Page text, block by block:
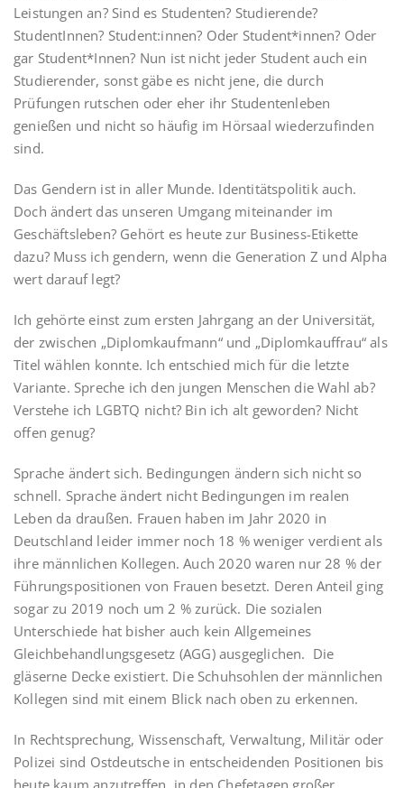
Leistungen an? Sind es Studenten? Studierende?
StudentInnen? Student:innen? Oder Student*innen? Oder
gar Student*Innen? Nun ist nicht jeder Student auch ein
Studierender, sonst gäbe es nicht jene, die durch
Prüfungen rutschen oder eher ihr Studentenleben
genießen und nicht so häufig im Hörsaal wiederzufinden
sind.
Das Gendern ist in aller Munde. Identitätspolitik auch.
Doch ändert das unseren Umgang miteinander im
Geschäftsleben? Gehört es heute zur Business-Etikette
dazu? Muss ich gendern, wenn die Generation Z und Alpha
wert darauf legt?
Ich gehörte einst zum ersten Jahrgang an der Universität,
der zwischen „Diplomkaufmann“ und „Diplomkauffrau“ als
Titel wählen konnte. Ich entschied mich für die letzte
Variante. Spreche ich den jungen Menschen die Wahl ab?
Verstehe ich LGBTQ nicht? Bin ich alt geworden? Nicht
offen genug?
Sprache ändert sich. Bedingungen ändern sich nicht so
schnell. Sprache ändert nicht Bedingungen im realen
Leben da draußen. Frauen haben im Jahr 2020 in
Deutschland leider immer noch 18 % weniger verdient als
ihre männlichen Kollegen. Auch 2020 waren nur 28 % der
Führungspositionen von Frauen besetzt. Deren Anteil ging
sogar zu 2019 noch um 2 % zurück. Die sozialen
Unterschiede hat bisher auch kein Allgemeines
Gleichbehandlungsgesetz (AGG) ausgeglichen. Die
gläserne Decke existiert. Die Schuhsohlen der männlichen
Kollegen sind mit einem Blick nach oben zu erkennen.
In Rechtsprechung, Wissenschaft, Verwaltung, Militär oder
Polizei sind Ostdeutsche in entscheidenden Positionen bis
heute kaum anzutreffen, in den Chefetagen großer